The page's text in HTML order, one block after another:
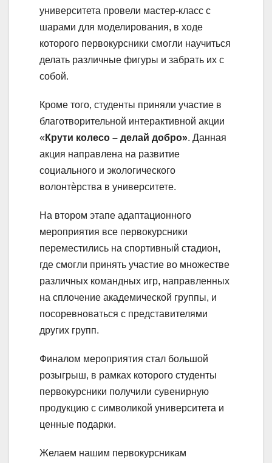
университета провели мастер-класс с
шарами для моделирования, в ходе
которого первокурсники смогли научиться
делать различные фигуры и забрать их с
собой.
Кроме того, студенты приняли участие в
благотворительной интерактивной акции
« Крути колесо – делай добро». Данная
акция направлена на развитие
социального и экологического
волонтѐрства в университете.
На втором этапе адаптационного
мероприятия все первокурсники
переместились на спортивный стадион,
где смогли принять участие во множестве
различных командных игр, направленных
на сплочение академической группы, и
посоревноваться с представителями
других групп.
Финалом мероприятия стал большой
розыгрыш, в рамках которого студенты
первокурсники получили сувенирную
продукцию с символикой университета и
ценные подарки.
Желаем нашим первокурсникам